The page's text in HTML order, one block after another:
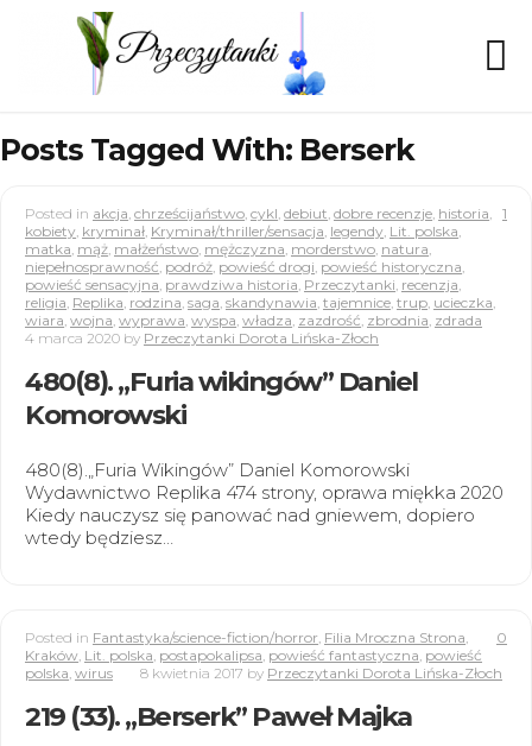
Posts Tagged With: Berserk
1
Posted in akcja chrześcijaństwo cykl debiut dobre recenzje historia
kobiety kryminał Kryminał/thriller/sensacja legendy Lit. polska
matka mąż małżeństwo mężczyzna morderstwo natura
niepełnosprawność podróż powieść drogi powieść historyczna
powieść sensacyjna prawdziwa historia Przeczytanki recenzja
religia Replika rodzina saga skandynawia tajemnice trup ucieczka
wiara wojna wyprawa wyspa władza zazdrość zbrodnia zdrada
4 marca 2020 by Przeczytanki Dorota Lińska-Złoch
480(8). „Furia wikingów” Daniel
Komorowski
480(8).„Furia Wikingów” Daniel Komorowski
Wydawnictwo Replika 474 strony, oprawa miękka 2020
Kiedy nauczysz się panować nad gniewem, dopiero
wtedy będziesz…
0
Posted in Fantastyka/science-fiction/horror, Filia Mroczna Strona,
Kraków, Lit. polska, postapokalipsa, powieść fantastyczna, powieść
polska, wirus 8 kwietnia 2017 by Przeczytanki Dorota Lińska-Złoch
219 (33). „Berserk” Paweł Majka